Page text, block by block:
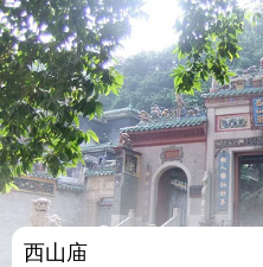
西山庙
